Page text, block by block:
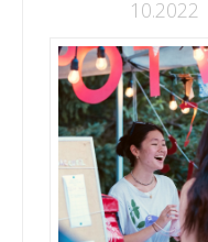
10.2022